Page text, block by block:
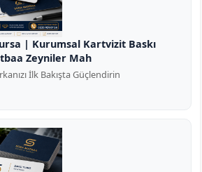
| Kurumsal Kartvizit Baskı
Zeyniler Mah
İlk Bakışta Güçlendirin